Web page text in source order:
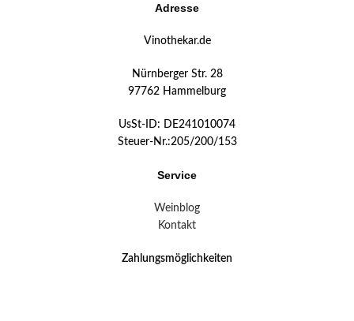
Adresse
Vinothekar.de
Nürnberger Str. 28
97762 Hammelburg
UsSt-ID: DE241010074
Steuer-Nr.:205/200/153
Service
Weinblog
Kontakt
Zahlungsmöglichkeiten